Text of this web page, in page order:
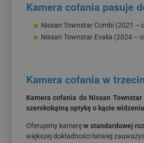
Kamera cofania pasuje
Nissan Townstar Combi (2021 –
Nissan Townstar Evalia (2024 –
Kamera cofania w
Kamera cofania do Nissan
szerokokątną optykę o kącie
Oferujemy kameręw standardowej
większej dokładności łatwiej